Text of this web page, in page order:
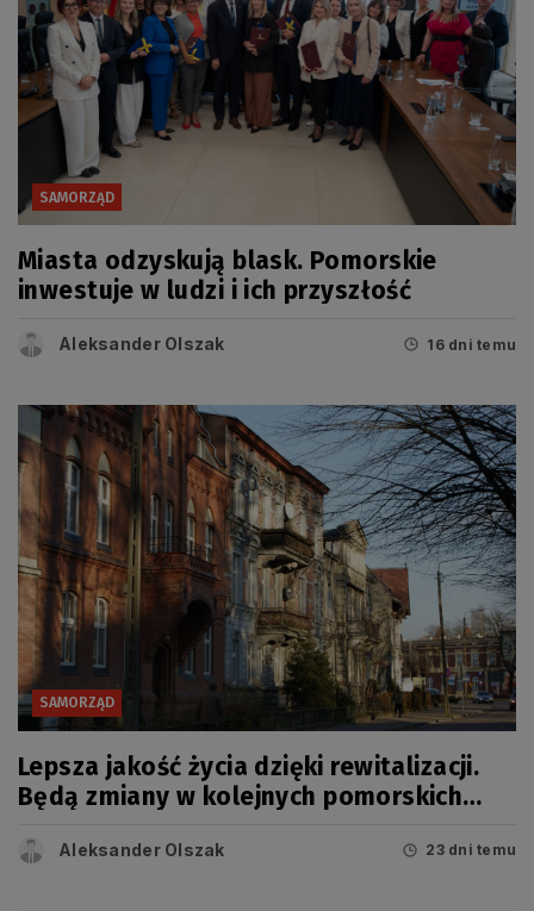
SAMORZĄD
Miasta odzyskują blask. Pomorskie
inwestuje w ludzi i ich przyszłość
Aleksander Olszak 16 dni temu
SAMORZĄD
Lepsza jakość życia dzięki rewitalizacji.
Będą zmiany w kolejnych pomorskich
Aleksander Olszak 23 dni temu